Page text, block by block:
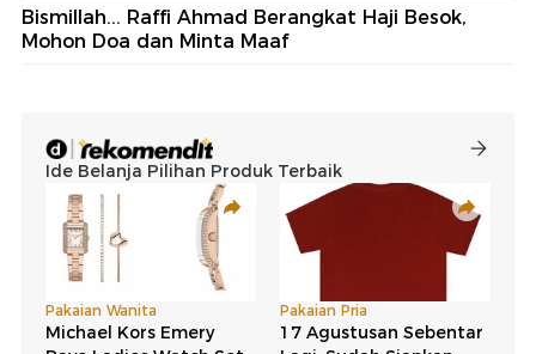
Bismillah... Raffi Ahmad Berangkat Haji Besok,
Mohon Doa dan Minta Maaf